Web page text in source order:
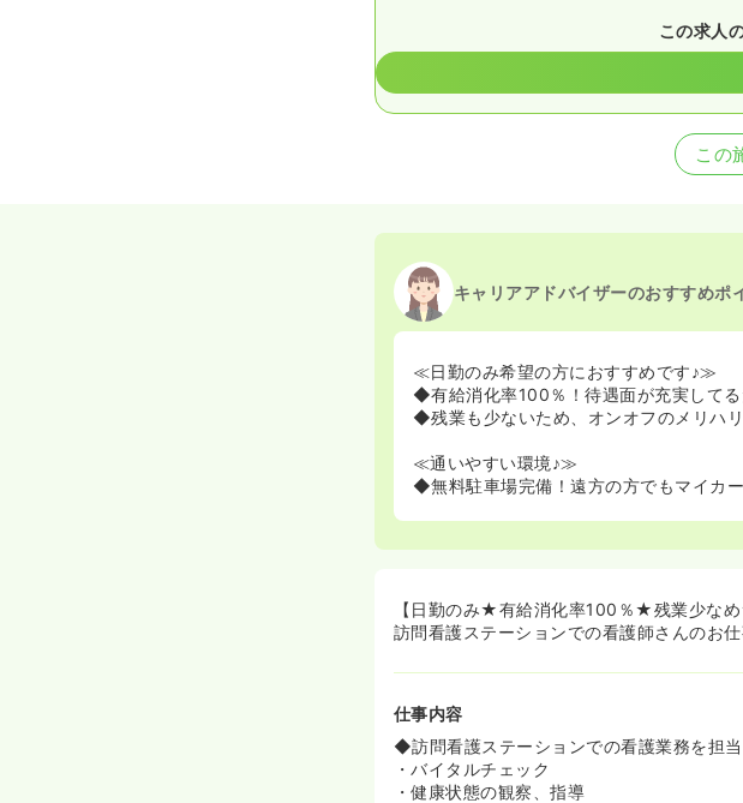
この求人
この
キャリアアドバイザーのおすすめポ
≪日勤のみ希望の方におすすめです♪≫
◆有給消化率100％！待遇面が充実してる
◆残業も少ないため、オンオフのメリハリ
≪通いやすい環境♪≫
◆無料駐車場完備！遠方の方でもマイカ
【日勤のみ★有給消化率100％★残業少な
訪問看護ステーションでの看護師さんのお仕
仕事内容
◆訪問看護ステーションでの看護業務を担当
・バイタルチェック
・健康状態の観察、指導